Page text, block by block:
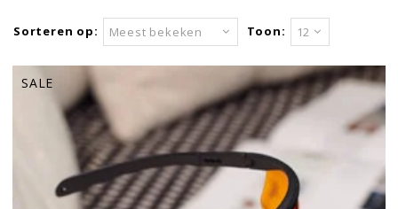
Sorteren op: Meest bekeken Toon: 12
SALE